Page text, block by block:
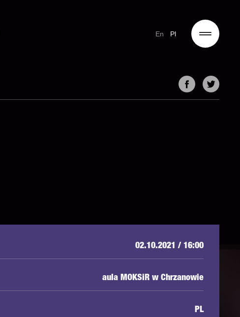
Pl
En
02.10.2021 / 16:00
aula MOKSiR w Chrzanowie
PL